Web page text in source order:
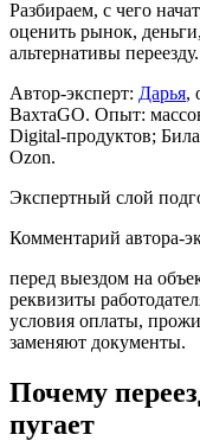
Разбираем, с чего
оценить рынок,
альтернативы переезду.
Автор-эксперт: Дарья,
ВахтаGO. Опыт:
Digital-продуктов;
Ozon.
Экспертный слой
Комментарий автора-
перед выездом на
реквизиты
условия оплаты,
заменяют документы.
Почему
пугает